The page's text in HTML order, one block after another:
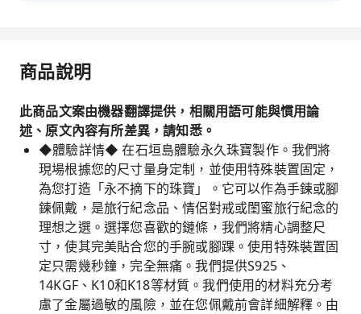
商品說明
此商品文案由機器翻譯提供，相關用語可能與慣用論
述、原文內容有所差異，請知悉。
◆體驗詳情◆ 在石垣島體驗永久珠寶製作。我們將
現場根據您的尺寸量身定制，並使用特殊裝置固定，
為您打造「永不摘下的珠寶」。它可以作為手鍊或腳
鍊佩戴，是旅行紀念品、情侶對戒或閨蜜旅行紀念的
理想之選。選擇您喜歡的鏈條，我們將精心調整尺
寸，使其完美貼合您的手腕或腳踝。使用特殊裝置固
定只需幾秒鐘，完全無痛。我們提供S925、
14KGF、K10和K18等材質。我們使用的材料充分考
慮了金屬過敏的風險，並在您佩戴前會詳細解釋。由